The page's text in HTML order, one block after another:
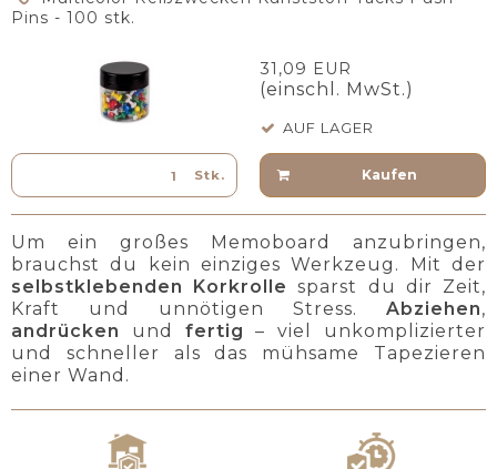
Pins - 100 stk.
31,09 EUR
(einschl. MwSt.)
AUF LAGER
Stk. Kaufen
Um ein großes Memoboard anzubringen,
brauchst du kein einziges Werkzeug. Mit der
selbstklebenden Korkrolle sparst du dir Zeit,
Kraft und unnötigen Stress. Abziehen,
andrücken
und fertig – viel unkomplizierter
und schneller als das mühsame Tapezieren
einer Wand.